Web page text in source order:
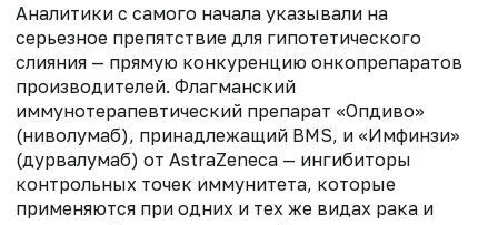
Аналитики с самого начала указывали на
серьезное препятствие для гипотетического
слияния — прямую конкуренцию онкопрепаратов
производителей. Флагманский
иммунотерапевтический препарат «Опдиво»
(ниволумаб), принадлежащий BMS, и «Имфинзи»
(дурвалумаб) от AstraZeneca — ингибиторы
контрольных точек иммунитета, которые
применяются при одних и тех же видах рака и